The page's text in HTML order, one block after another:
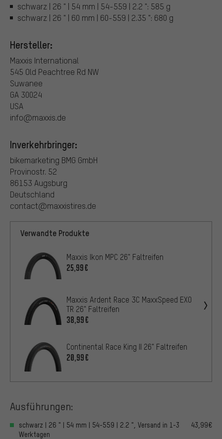
schwarz | 26 " | 54 mm | 54-559 | 2.2 ": 585 g
schwarz | 26 " | 60 mm | 60-559 | 2.35 ": 680 g
Hersteller:
Maxxis International
545 Old Peachtree Rd NW
Suwanee
GA 30024
USA
info@maxxis.de
Inverkehrbringer:
bikemarketing BMG GmbH
Provinostr. 52
86153 Augsburg
Deutschland
contact@maxxistires.de
Verwandte Produkte
Maxxis Ikon MPC 26" Faltreifen
25,99€
Maxxis Ardent Race 3C MaxxSpeed EXO
TR 26" Faltreifen
38,99€
Continental Race King II 26" Faltreifen
20,99€
Ausführungen:
schwarz | 26 " | 54 mm | 54-559 | 2.2 ", Versand in 1-3
Werktagen
43,99€